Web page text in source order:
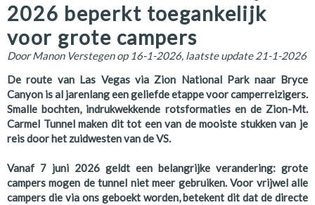
2026 beperkt toegankelijk
voor grote campers
DoorManon Verstegen op 16-1-2026, laatste update21-1-2026
De route van Las Vegas via Zion National Park naar Bryce
Canyon is al jarenlang een geliefde etappe voor camperreizigers.
Smalle bochten, indrukwekkende rotsformaties en de Zion-Mt.
Carmel Tunnel maken dit tot een van de mooiste stukken van je
reis door het zuidwesten van de VS.
Vanaf 7 juni 2026 geldt een belangrijke verandering: grote
campers mogen de tunnel niet meer gebruiken. Voor vrijwel alle
campers die via ons geboekt worden, betekent dit dat de directe